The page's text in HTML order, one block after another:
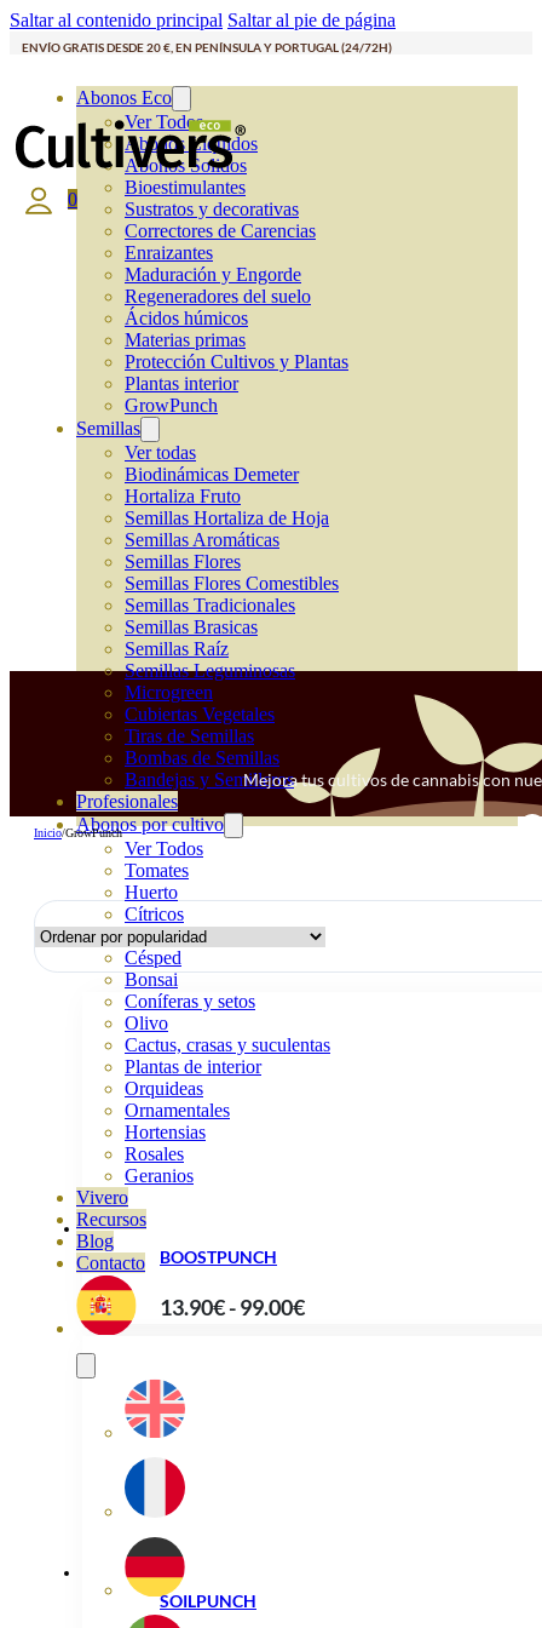
Saltar al contenido principal Saltar al pie de página
ENVÍO GRATIS DESDE 20 €, EN PENÍNSULA Y PORTUGAL (24/72H)
Abonos Eco
Ver Todos
Abonos Líquidos
Abonos Solidos
Bioestimulantes
Sustratos y decorativas
Correctores de Carencias
Enraizantes
Maduración y Engorde
Regeneradores del suelo
Ácidos húmicos
Materias primas
Protección Cultivos y Plantas
Plantas interior
GrowPunch
Semillas
Ver todas
Biodinámicas Demeter
Hortaliza Fruto
Semillas Hortaliza de Hoja
Semillas Aromáticas
Semillas Flores
Semillas Flores Comestibles
Semillas Tradicionales
Semillas Brasicas
Semillas Raíz
Semillas Leguminosas
Microgreen
Cubiertas Vegetales
Tiras de Semillas
Bombas de Semillas
Bandejas y Semilleros
Profesionales
Abonos por cultivo
Ver Todos
Tomates
Huerto
Cítricos
Frutales
Césped
Bonsai
Coníferas y setos
Olivo
Cactus, crasas y suculentas
Plantas de interior
Orquideas
Ornamentales
Hortensias
Rosales
Geranios
Vivero
Recursos
Blog
Contacto
0
Mejora tus cultivos de cannabis con
Inicio/GrowPunch
BOOSTPUNCH
13.90€-99.00€Rango
SOILPUNCH